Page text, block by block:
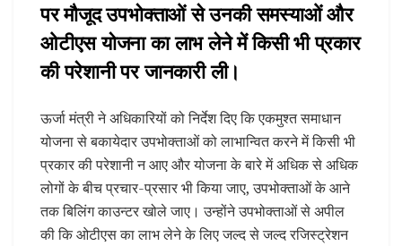
पर मौजूद उपभोक्ताओं से उनकी समस्याओं और
ओटीएस योजना का लाभ लेने में किसी भी प्रकार
की परेशानी पर जानकारी ली।
ऊर्जा मंत्री ने अधिकारियों को निर्देश दिए कि एकमुश्त समाधान
योजना से बकायेदार उपभोक्ताओं को लाभान्वित करने में किसी भी
प्रकार की परेशानी न आए और योजना के बारे में अधिक से अधिक
लोगों के बीच प्रचार-प्रसार भी किया जाए, उपभोक्ताओं के आने
तक बिलिंग काउन्टर खोले जाए। उन्होंने उपभोक्ताओं से अपील
की कि ओटीएस का लाभ लेने के लिए जल्द से जल्द रजिस्ट्रेशन